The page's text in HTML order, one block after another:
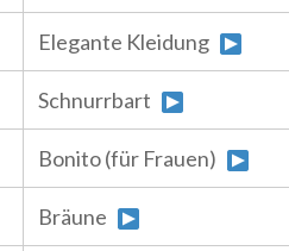
Elegante Kleidung
Schnurrbart
Bonito (für Frauen)
Bräune